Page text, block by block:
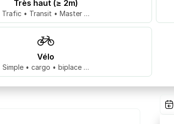
Très haut (≥ 2m)
Trafic • Transit • Master …
Vélo
Simple • cargo • biplace …